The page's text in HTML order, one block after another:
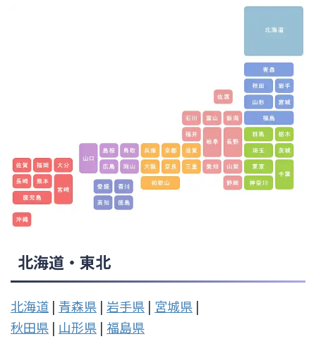
北海道・東北
北海道 | 青森県 | 岩手県 | 宮城県 |
秋田県 | 山形県 | 福島県